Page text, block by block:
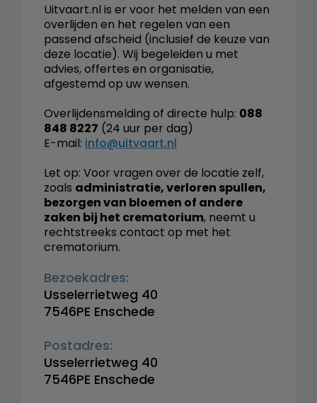
Uitvaart.nl is er voor het melden van een
overlijden en het regelen van een
passend afscheid (inclusief de keuze van
deze locatie). Wij begeleiden u met
advies, offertes en organisatie,
afgestemd op uw wensen.
Overlijdensmelding of directe hulp: 088
848 8227 (24 uur per dag)
E-mail: info@uitvaart.nl
Let op: Voor vragen over de locatie zelf,
zoals administratie, verloren spullen,
bezorgen van bloemen of andere
zaken bij het crematorium, neemt u
rechtstreeks contact op met het
crematorium.
Bezoekadres:
Usselerrietweg 40
7546PE Enschede
Postadres:
Usselerrietweg 40
7546PE Enschede